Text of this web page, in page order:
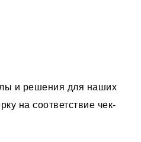
и решения для наших
на соответствие чек-